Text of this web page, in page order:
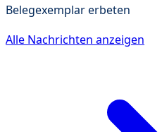
Belegexemplar erbeten
Alle Nachrichten anzeigen